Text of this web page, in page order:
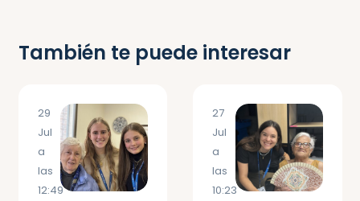
También te puede interesar
29
Jul
a
las
12:49
27
Jul
a
las
10:23